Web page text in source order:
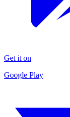
Get it on
Google Play